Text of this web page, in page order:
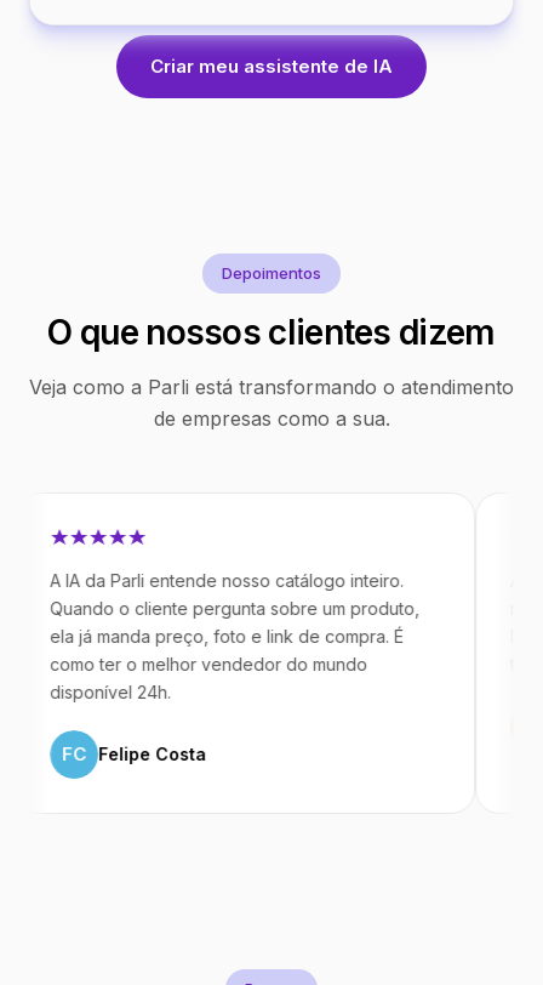
Criar meu assistente de IA
Depoimentos
O que nossos clientes dizem
Veja como a Parli está transformando o atendimento
de empresas como a sua.
da Parli entende nosso catálogo inteiro.
o cliente pergunta sobre um produto,
já manda preço, foto e link de compra. É
ter o melhor vendedor do mundo
24h.
Felipe Costa